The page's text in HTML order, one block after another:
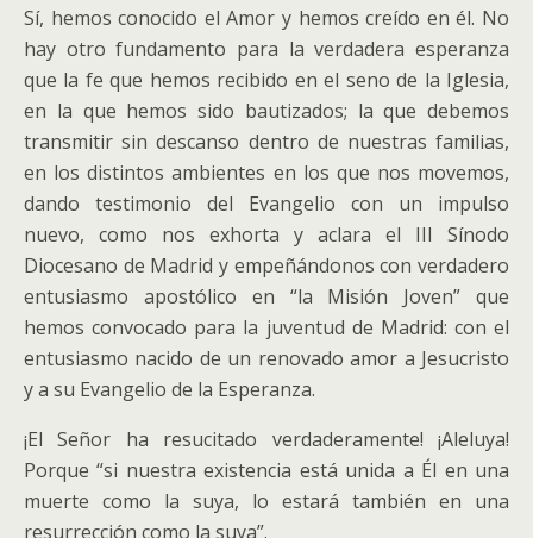
Sí, hemos conocido el Amor y hemos creído en él. No
hay otro fundamento para la verdadera esperanza
que la fe que hemos recibido en el seno de la Iglesia,
en la que hemos sido bautizados; la que debemos
transmitir sin descanso dentro de nuestras familias,
en los distintos ambientes en los que nos movemos,
dando testimonio del Evangelio con un impulso
nuevo, como nos exhorta y aclara el III Sínodo
Diocesano de Madrid y empeñándonos con verdadero
entusiasmo apostólico en “la Misión Joven” que
hemos convocado para la juventud de Madrid: con el
entusiasmo nacido de un renovado amor a Jesucristo
y a su Evangelio de la Esperanza.
¡El Señor ha resucitado verdaderamente! ¡Aleluya!
Porque “si nuestra existencia está unida a Él en una
muerte como la suya, lo estará también en una
resurrección como la suya”.